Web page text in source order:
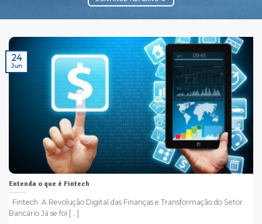
Entenda o que é Fintech
Fintech: A Revolução Digital das Finanças e Transformação do Setor
Bancário Já se foi [...]
24
Jun